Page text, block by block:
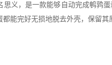
，是一款能够自动完成鹌鹑蛋
能完好无损地脱去外壳，保留其